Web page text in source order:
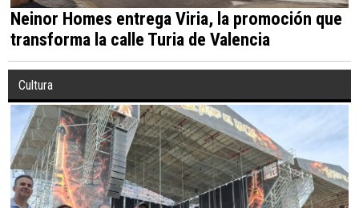
Neinor Homes entrega Viria, la promoción que
transforma la calle Turia de Valencia
Cultura